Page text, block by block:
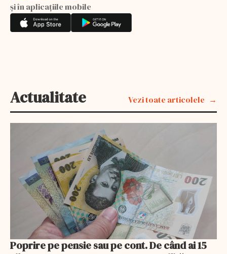
și în aplicațiile mobile
Actualitate Vezi toate articolele
Poprire pe pensie sau pe cont. De când ai 15